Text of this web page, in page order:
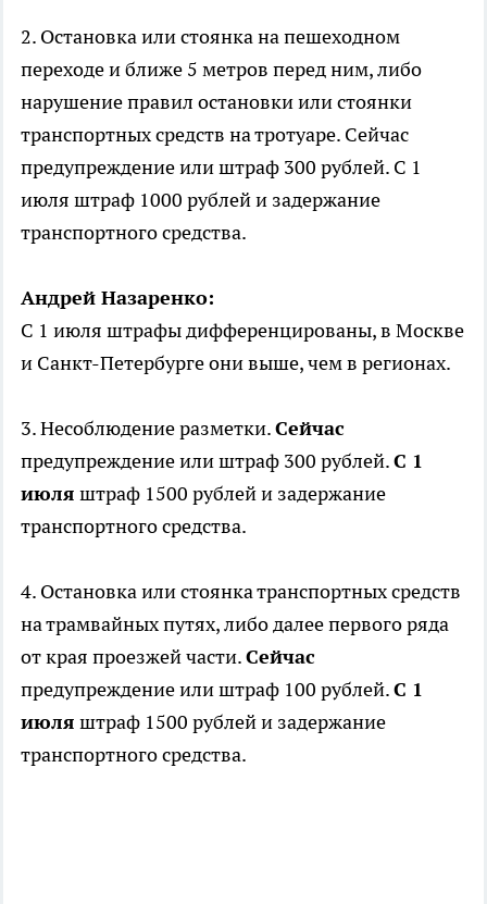
2. Остановка или стоянка на пешеходном
переходе и ближе 5 метров перед ним, либо
нарушение правил остановки или стоянки
транспортных средств на тротуаре. Сейчас
предупреждение или штраф 300 рублей. С 1
июля штраф 1000 рублей и задержание
транспортного средства.
Андрей Назаренко:
С 1 июля штрафы дифференцированы, в Москве
и Санкт-Петербурге они выше, чем в регионах.
3. Несоблюдение разметки.Сейчас
предупреждение или штраф 300 рублей.С 1
июля штраф 1500 рублей и задержание
транспортного средства.
4. Остановка или стоянка транспортных средств
на трамвайных путях, либо далее первого ряда
от края проезжей части.Сейчас
предупреждение или штраф 100 рублей.С 1
июля штраф 1500 рублей и задержание
транспортного средства.